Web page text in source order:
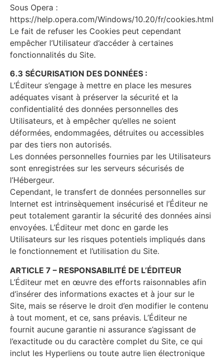
Sous Opera :
https://help.opera.com/Windows/10.20/fr/cookies.html
Le fait de refuser les Cookies peut cependant
empêcher l’Utilisateur d’accéder à certaines
fonctionnalités du Site.
6.3 SÉCURISATION DES DONNÉES :
L’Éditeur s’engage à mettre en place les mesures
adéquates visant à préserver la sécurité et la
confidentialité des données personnelles des
Utilisateurs, et à empêcher qu’elles ne soient
déformées, endommagées, détruites ou accessibles
par des tiers non autorisés.
Les données personnelles fournies par les Utilisateurs
sont enregistrées sur les serveurs sécurisés de
l’Hébergeur.
Cependant, le transfert de données personnelles sur
Internet est intrinsèquement insécurisé et l’Éditeur ne
peut totalement garantir la sécurité des données ainsi
envoyées. L’Éditeur met donc en garde les
Utilisateurs sur les risques potentiels impliqués dans
le fonctionnement et l’utilisation du Site.
ARTICLE 7 – RESPONSABILITÉ DE L’ÉDITEUR
L’Éditeur met en œuvre des efforts raisonnables afin
d’insérer des informations exactes et à jour sur le
Site, mais se réserve le droit d’en modifier le contenu
à tout moment, et ce, sans préavis. L’Éditeur ne
fournit aucune garantie ni assurance s’agissant de
l’exactitude ou du caractère complet du Site, ce qui
inclut les Hyperliens ou toute autre lien électronique